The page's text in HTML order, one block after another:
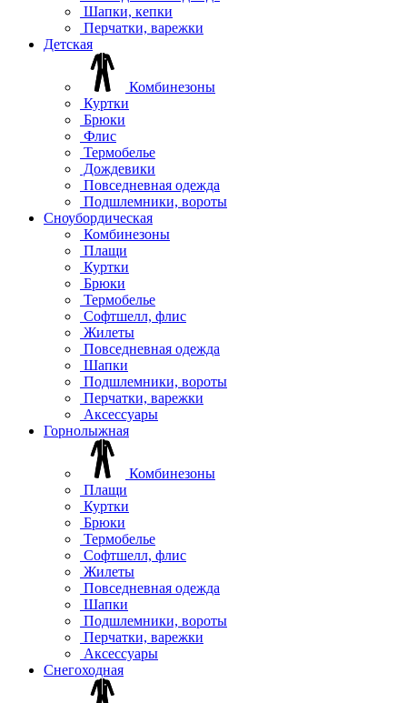
Шапки, кепки
Перчатки, варежки
Детская
Комбинезоны
Куртки
Брюки
Флис
Термобелье
Дождевики
Повседневная одежда
Подшлемники, вороты
Сноубордическая
Комбинезоны
Плащи
Куртки
Брюки
Термобелье
Софтшелл, флис
Жилеты
Повседневная одежда
Шапки
Подшлемники, вороты
Перчатки, варежки
Аксессуары
Горнолыжная
Комбинезоны
Плащи
Куртки
Брюки
Термобелье
Софтшелл, флис
Жилеты
Повседневная одежда
Шапки
Подшлемники, вороты
Перчатки, варежки
Аксессуары
Снегоходная